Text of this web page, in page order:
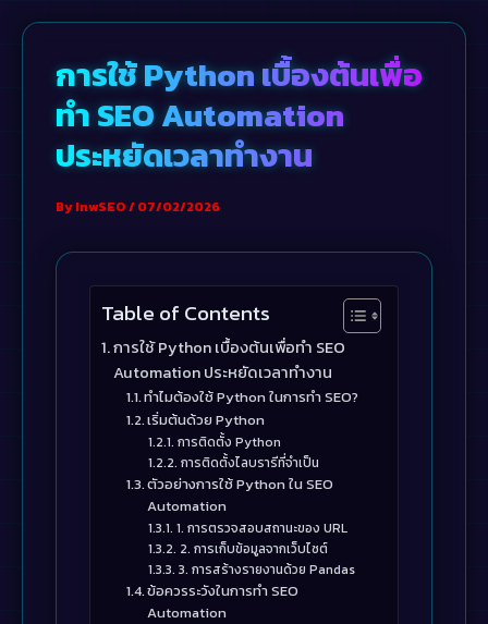
contentการใช้ Python เบื้องต้นเพื่อ
ทำ SEO Automation
ประหยัดเวลาทำงาน
ByInwSEO/07/02/2026
Table of Contents
การใช้ Python เบื้องต้นเพื่อทำ SEO
Automation ประหยัดเวลาทำงาน
ทำไมต้องใช้ Python ในการทำ SEO?
เริ่มต้นด้วย Python
การติดตั้ง Python
การติดตั้งไลบรารีที่จำเป็น
ตัวอย่างการใช้ Python ใน SEO
Automation
1. การตรวจสอบสถานะของ URL
2. การเก็บข้อมูลจากเว็บไซต์
3. การสร้างรายงานด้วย Pandas
ข้อควรระวังในการทำ SEO
Automation